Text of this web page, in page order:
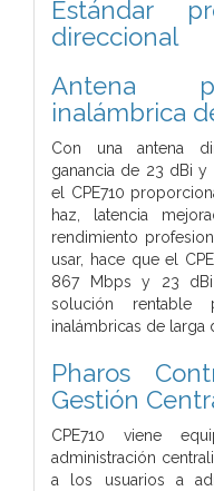
Estándar
direccional
Antena
inalámbrica
Con una antena
ganancia de 23 dBi
el CPE710
haz, latencia
rendimiento
usar, hace que el
867 Mbps y 23
solución rentable
inalámbricas de larga
Pharos
Gestión
CPE710 viene
administración
a los usuarios a